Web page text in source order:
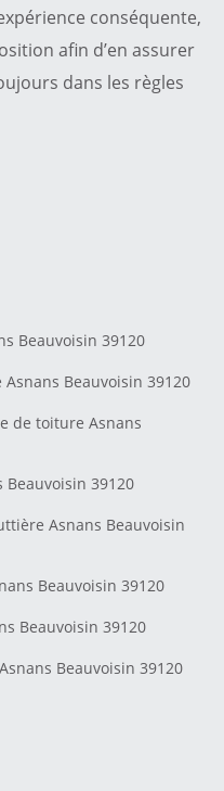
conséquente,
afin d’en assurer
dans les règles
Beauvoisin 39120
Beauvoisin 39120
de toiture Asnans
Beauvoisin 39120
Asnans Beauvoisin
Beauvoisin 39120
Beauvoisin 39120
Beauvoisin 39120